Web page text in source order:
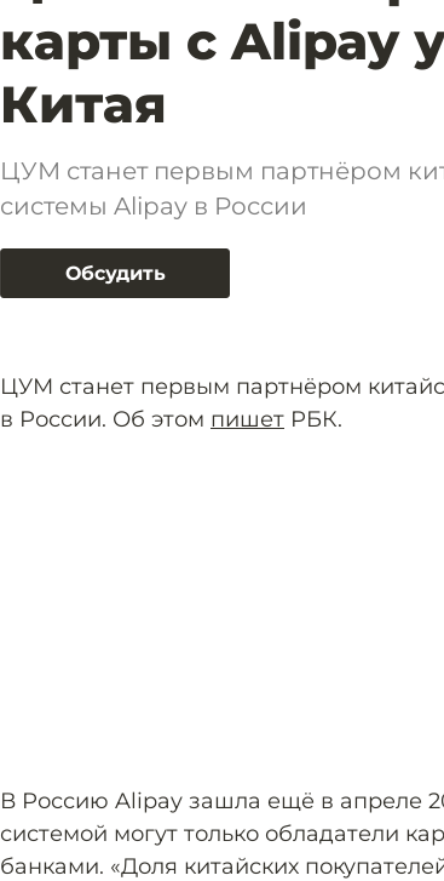
карты с Alipay
Китая
ЦУМ станет первым партнёром
системы Alipay в России
Обсудить
ЦУМ станет первым партнёром
в России. Об этом пишет РБК.
В Россию Alipay зашла ещё в апреле
системой могут только обладатели
банками. «Доля китайских